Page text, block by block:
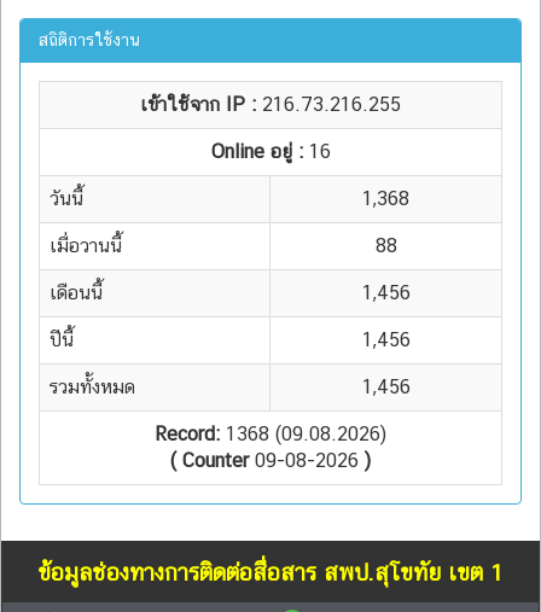
สถิติการใช้งาน
เข้าใช้จาก IP : 216.73.216.255
Online อยู่ : 16
วันนี้ 1,368
เมื่อวานนี้ 88
เดือนนี้ 1,456
ปีนี้ 1,456
รวมทั้งหมด 1,456
Record: 1368 (09.08.2026)
( Counter09-08-2026 )
ข้อมูลช่องทางการติดต่อสื่อสาร สพป.สุโขทัย เขต 1